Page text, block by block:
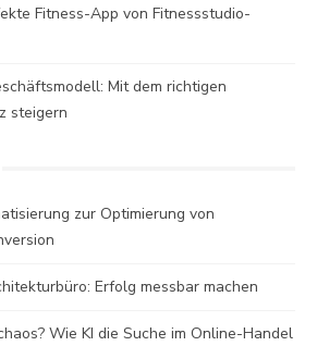
Fitness-App von Fitnessstudio-
Mit dem richtigen
steigern
zur Optimierung von
Erfolg messbar machen
Wie KI die Suche im Online-Handel